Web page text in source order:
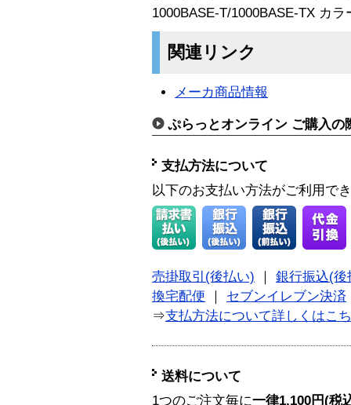
1000BASE-T/1000BASE-TX カ
関連リンク
メーカ商品情報
ぷらっとオンライン ご購入の
支払方法について
以下のお支払い方法がご利用で
売掛取引(後払い)
銀行振込(後
換宅配便
セブンイレブン決済
⇒支払方法について詳しくはこ
送料について
1つのご注文毎に一律1,100円(税